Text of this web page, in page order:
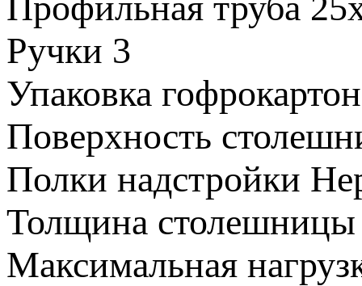
Ручки 3
Упаковка гофрокартон
Поверхность
Полки надстройки
Толщина столешницы
Максимальная